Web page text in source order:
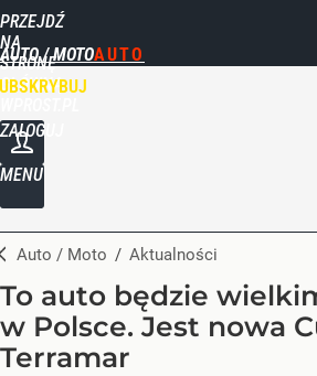
PRZEJDŹ
NA
STRONĘ
GŁÓWNĄ
AUTO / MOTO
ZALOGUJ
MENU
Auto / Moto / Aktualności
To auto będzie
w Polsce. Jest nowa
Terramar